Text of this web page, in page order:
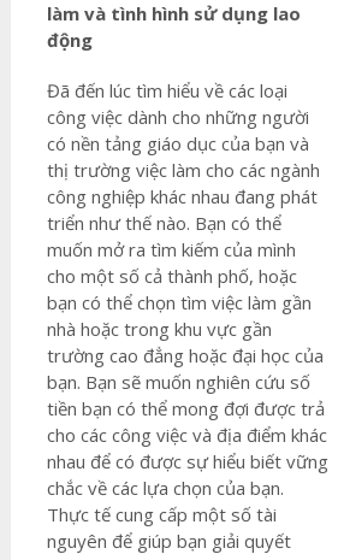
làm và tình hình sử dụng lao
động
Đã đến lúc tìm hiểu về các loại
công việc dành cho những người
có nền tảng giáo dục của bạn và
thị trường việc làm cho các ngành
công nghiệp khác nhau đang phát
triển như thế nào. Bạn có thể
muốn mở ra tìm kiếm của mình
cho một số cả thành phố, hoặc
bạn có thể chọn tìm việc làm gần
nhà hoặc trong khu vực gần
trường cao đẳng hoặc đại học của
bạn. Bạn sẽ muốn nghiên cứu số
tiền bạn có thể mong đợi được trả
cho các công việc và địa điểm khác
nhau để có được sự hiểu biết vững
chắc về các lựa chọn của bạn.
Thực tế cung cấp một số tài
nguyên để giúp bạn giải quyết